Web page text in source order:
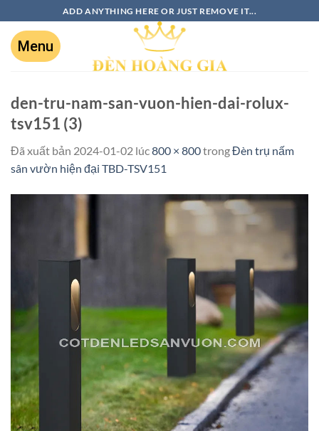
ADD ANYTHING HERE OR JUST REMOVE IT...
den-tru-nam-san-vuon-hien-dai-rolux-
tsv151 (3)
Đã xuất bản 2024-01-02 lúc800 × 800trongĐèn trụ nấm
sân vườn hiện đại TBD-TSV151